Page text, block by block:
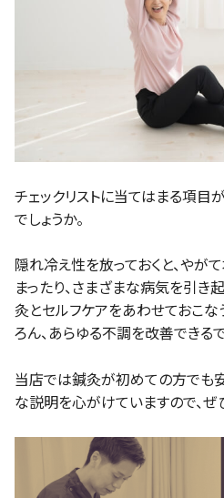
チェックリストに当てはまる項目
でしょうか。
隠れ冷え性を放っておくと、やが
まったり、さまざまな病気を引き
灸とセルフケアをあわせておこな
ろん、あらゆる不調を改善できるで
当店では鍼灸が初めての方でも
な説明を心がけていますので、ぜ